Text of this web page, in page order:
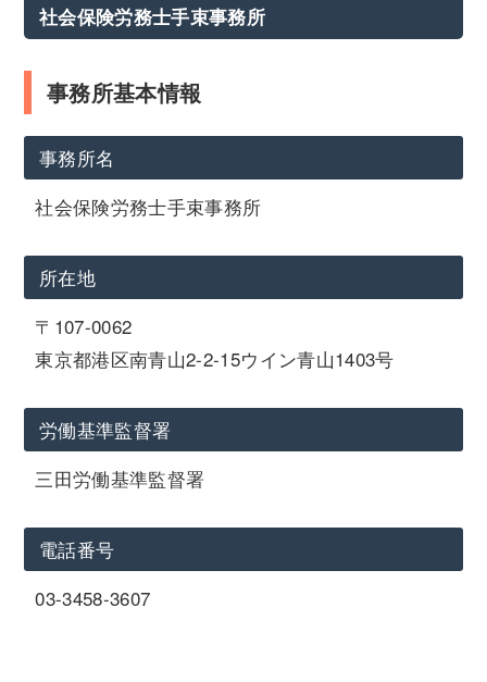
社会保険労務士手束事務所
事務所基本情報
事務所名
社会保険労務士手束事務所
所在地
〒107-0062
東京都港区南青山2-2-15ウイン青山1403号
労働基準監督署
三田労働基準監督署
電話番号
03-3458-3607